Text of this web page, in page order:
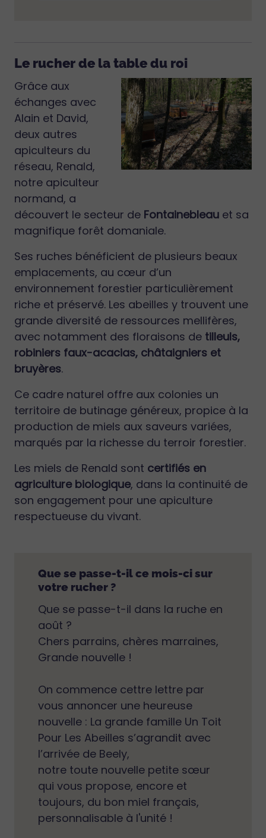
Le rucher de la table du roi
Grâce aux
échanges avec
Alain et David,
deux autres
apiculteurs du
réseau, Renald,
notre apiculteur
normand, a
découvert le secteur de Fontainebleau et sa
magnifique forêt domaniale.
Ses ruches bénéficient de plusieurs beaux
emplacements, au cœur d’un
environnement forestier particulièrement
riche et préservé. Les abeilles y trouvent une
grande diversité de ressources mellifères,
avec notamment des floraisons de tilleuls,
robiniers faux-acacias, châtaigniers et
bruyères.
Ce cadre naturel offre aux colonies un
territoire de butinage généreux, propice à la
production de miels aux saveurs variées,
marqués par la richesse du terroir forestier.
Les miels de Renald sont certifiés en
agriculture biologique, dans la continuité de
son engagement pour une apiculture
respectueuse du vivant.
Que se passe-t-il ce mois-ci sur
votre rucher ?
Que se passe-t-il dans la ruche en
août ?
Chers parrains, chères marraines,
Grande nouvelle !
On commence cettre lettre par
vous annoncer une heureuse
nouvelle : La grande famille Un Toit
Pour Les Abeilles s’agrandit avec
l’arrivée de Beely,
notre toute nouvelle petite sœur
qui vous propose, encore et
toujours, du bon miel français,
personnalisable à l'unité !